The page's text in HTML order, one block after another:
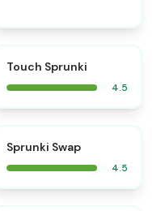
Touch Sprunki
4.5
Sprunki Swap
4.5